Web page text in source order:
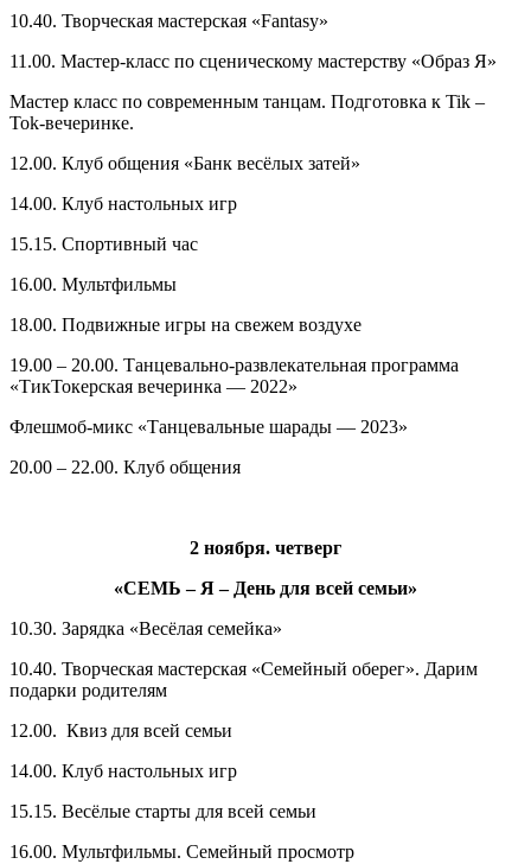
10.40. Творческая мастерская «Fantasy»
11.00. Мастер-класс по сценическому мастерству «Образ Я»
Мастер класс по современным танцам. Подготовка к Tik –
Tok-вечеринке.
12.00. Клуб общения «Банк весёлых затей»
14.00. Клуб настольных игр
15.15. Спортивный час
16.00. Мультфильмы
18.00. Подвижные игры на свежем воздухе
19.00 – 20.00. Танцевально-развлекательная программа
«ТикТокерская вечеринка — 2022»
Флешмоб-микс «Танцевальные шарады — 2023»
20.00 – 22.00. Клуб общения
2 ноября. четверг
«СЕМЬ – Я – День для всей семьи»
10.30. Зарядка «Весёлая семейка»
10.40. Творческая мастерская «Семейный оберег». Дарим
подарки родителям
12.00. Квиз для всей семьи
14.00. Клуб настольных игр
15.15. Весёлые старты для всей семьи
16.00. Мультфильмы. Семейный просмотр